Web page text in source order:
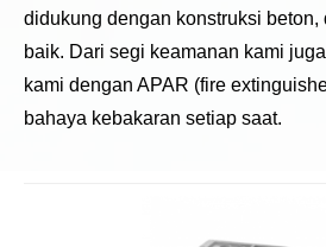
didukung dengan konstruksi beton,
baik. Dari segi keamanan kami
kami dengan APAR (fire
bahaya kebakaran setiap saat.